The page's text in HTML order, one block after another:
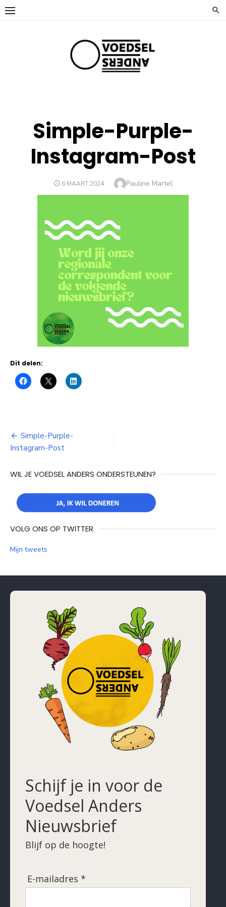
Ga
naar
Simple-Purple-
Instagram-Post
GEPLAATST
6 MAART 2024 Auteur
Pauline Martel
Dit delen:
Bericht
navigatie
Simple-Purple-
Instagram-Post
WIL JE VOEDSEL ANDERS ONDERSTEUNEN?
VOLG ONS OP TWITTER
Mijn tweets
Schijf je in voor de
Voedsel Anders
Nieuwsbrief
Blijf op de hoogte!
E-mailadres *